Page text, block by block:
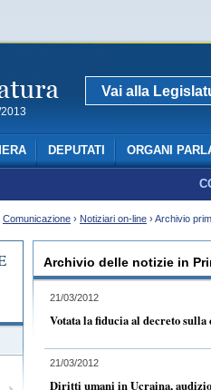
Vai alla
DEPUTATI ORGANI
Comunicazione › Notiziari on-line › Archivio
Archivio delle notizie in
21/03/2012
Votata la fiducia al decreto
21/03/2012
Diritti umani in Ucraina,